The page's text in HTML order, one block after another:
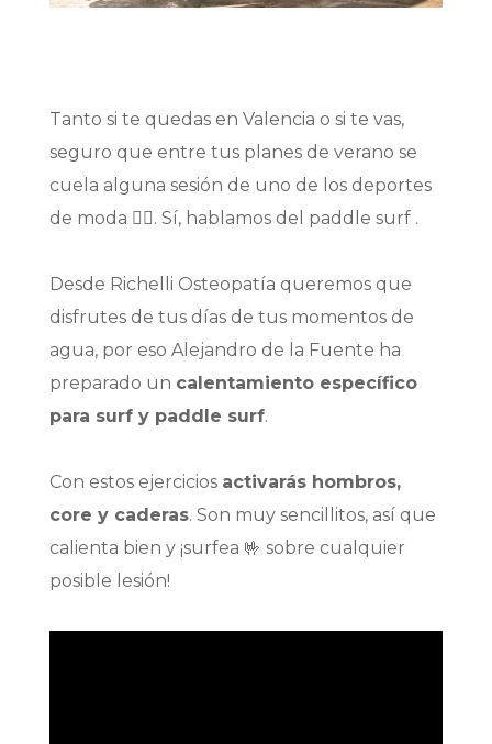
Tanto si te quedas en Valencia o si te vas,
seguro que entre tus planes de verano se
cuela alguna sesión de uno de los deportes
de moda 🏄‍♂. Sí, hablamos del paddle surf .
Desde Richelli Osteopatía queremos que
disfrutes de tus días de tus momentos de
agua, por eso Alejandro de la Fuente ha
preparado un calentamiento específico
para surf y paddle surf.
Con estos ejercicios activarás hombros,
core y caderas. Son muy sencillitos, así que
calienta bien y ¡surfea 🤟 sobre cualquier
posible lesión!